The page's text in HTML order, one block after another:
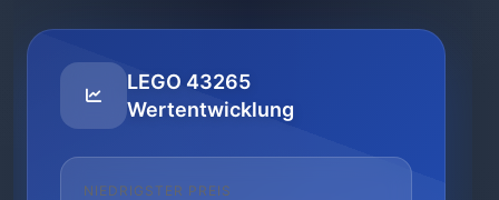
LEGO 43265
Wertentwicklung
NIEDRIGSTER PREIS